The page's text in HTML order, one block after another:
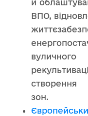
й
ВПО,
створення
зон.